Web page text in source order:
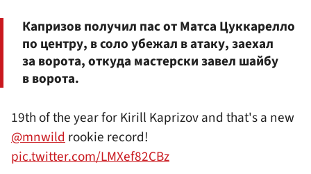
Капризов получил пас от Матса Цуккарелло
по центру, в соло убежал в атаку, заехал
за ворота, откуда мастерски завел шайбу
в ворота.
19th of the year for Kirill Kaprizov and that's a new
@mnwildrookie record!
pic.twitter.com/LMXef82CBz